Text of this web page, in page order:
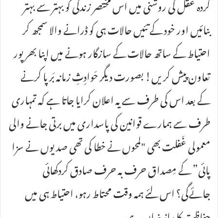
بنائیں اور خود کے تئیں حالات ہی کو ڈرانے والا سمجھ کر
احتیاط کے ساتھ حالات کے سازگار ہونے میں اپنا بھرپور
تعاون پیش کریں! بصورت دیگر حَوادِثِ زمانہ بَرپا کرنے
کے بعد اس کی طرف سے یہ اعلان کرایا جاتا ہے کہ تمہاری
طرف سے ہمارے قوانین کی پاسداری میں برتی جانے والی
معمولی غَفلت بھی "لمحوں نے خطا کی تھی صدیوں نے سزا
پائی” کے مِصداق حرف بہ حرف صادق کردکھائی
جائےگی؟ اس لئے ہمہ وقت محتاط رہو، احتیاط ہی میں